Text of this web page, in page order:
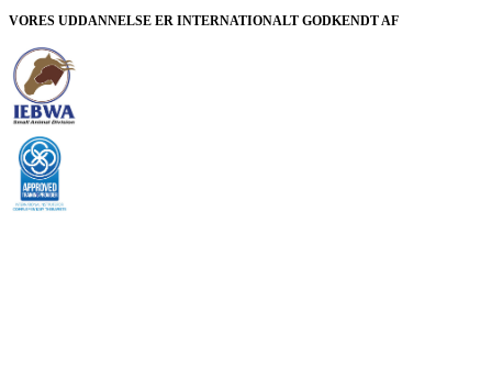
VORES UDDANNELSE ER INTERNATIONALT GODKENDT AF